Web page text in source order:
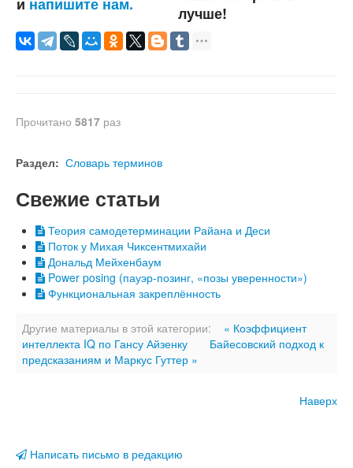
лучше!
Прочитано 5817 раз
Раздел: Словарь терминов
Свежие статьи
Теория самодетерминации Райана и Деси
Поток у Михая Чиксентмихайи
Дональд Мейхенбаум
Power posing (пауэр-позинг, «позы уверенности»)
Функциональная закреплённость
Другие материалы в этой категории:
« Коэффициент
интеллекта IQ по Гансу Айзенку
Байесовский подход к
предсказаниям и Маркус Гуттер »
Наверх
Написать письмо в редакцию